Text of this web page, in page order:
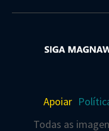
Apoiar
Todas as